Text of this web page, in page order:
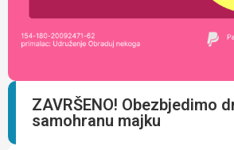
ZAVRŠENO! Obezbjedimo
samohranu majku